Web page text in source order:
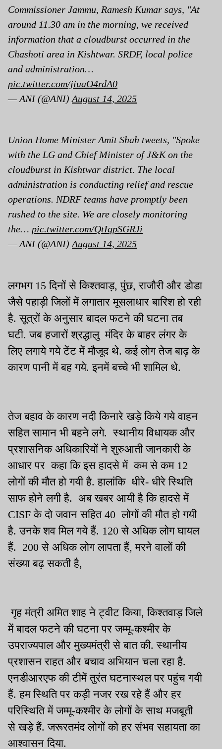
Commissioner Jammu, Ramesh Kumar says, "At
around 11.30 am in the morning, we received
information that a cloudburst occurred in the
Chashoti area in Kishtwar. SRDF, local police
and administration…
pic.twitter.com/jiuaO4rdA0
— ANI (@ANI) August 14, 2025
Union Home Minister Amit Shah tweets, "Spoke
with the LG and Chief Minister of J&K on the
cloudburst in Kishtwar district. The local
administration is conducting relief and rescue
operations. NDRF teams have promptly been
rushed to the site. We are closely monitoring
the… pic.twitter.com/QtIqpSGRJi
— ANI (@ANI) August 14, 2025
लगभग 15 दिनों से किश्तवाड़, पुंछ, राजौरी और डोडा
जैसे पहाड़ी जिलों में लगातार मूसलाधार बारिश हो रही
है. सूत्रों के अनुसार बादल फटने की घटना तब
घटी. जब हजारों श्रद्धालु मंदिर के बाहर लंगर के
लिए लगाये गये टेंट में मौजूद थे. कई लोग तेज बाढ़ के
कारण पानी में बह गये. इनमें बच्चे भी शामिल थे.
तेज बहाव के कारण नदी किनारे खड़े किये गये वाहन
सहित सामान भी बहने लगे. स्थानीय विधायक और
प्रशासनिक अधिकारियों ने शुरुआती जानकारी के
आधार पर कहा कि इस हादसे में कम से कम 12
लोगों की मौत हो गयी है. हालांकि धीरे- धीरे स्थिति
साफ होने लगी है. अब खबर आयी है कि हादसे में
CISF के दो जवान सहित 40 लोगों की मौत हो गयी
है. उनके शव मिल गये हैं. 120 से अधिक लोग घायल
हैं. 200 से अधिक लोग लापता हैं, मरने वालों की
संख्या बढ़ सकती है,
गृह मंत्री अमित शाह ने ट्वीट किया, किश्तवाड़ जिले
में बादल फटने की घटना पर जम्मू-कश्मीर के
उपराज्यपाल और मुख्यमंत्री से बात की. स्थानीय
प्रशासन राहत और बचाव अभियान चला रहा है.
एनडीआरएफ की टीमें तुरंत घटनास्थल पर पहुंच गयी
हैं. हम स्थिति पर कड़ी नजर रख रहे हैं और हर
परिस्थिति में जम्मू-कश्मीर के लोगों के साथ मजबूती
से खड़े हैं. जरूरतमंद लोगों को हर संभव सहायता का
आश्वासन दिया.